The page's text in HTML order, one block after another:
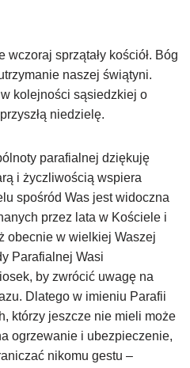
sprzątały kościół. Bóg
naszej świątyni.
kolejności sąsiedzkiej o
niedzielę.
parafialnej dziękuję
i życzliwością wspiera
spośród Was jest widoczna
przez lata w Kościele i
obecnie w wielkiej Waszej
Parafialnej Wasi
by zwrócić uwagę na
Dlatego w imieniu Parafii
którzy jeszcze nie mieli może
ogrzewanie i ubezpieczenie,
nikomu gestu –